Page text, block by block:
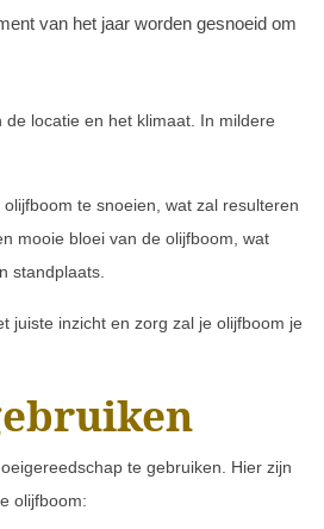
van het jaar worden gesnoeid om
locatie en het klimaat. In mildere
te snoeien, wat zal resulteren
mooie bloei van de olijfboom, wat
standplaats.
juiste inzicht en zorg zal je olijfboom je
te gebruiken. Hier zijn
olijfboom: